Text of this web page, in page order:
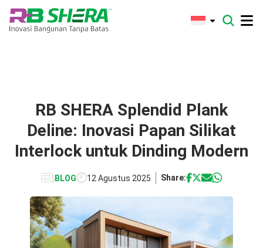
RB SHERA Splendid Plank
Deline: Inovasi Papan Silikat
Interlock untuk Dinding Modern
BLOG 12 Agustus 2025 Share: